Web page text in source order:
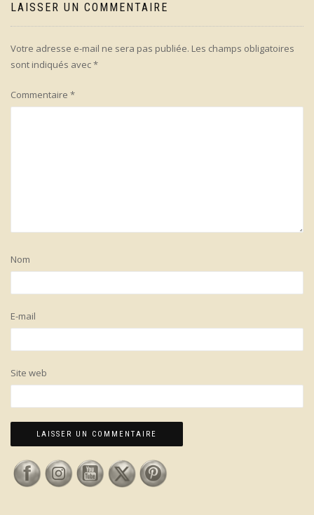
LAISSER UN COMMENTAIRE
Votre adresse e-mail ne sera pas publiée. Les champs obligatoires
sont indiqués avec*
Commentaire *
Nom
E-mail
Site web